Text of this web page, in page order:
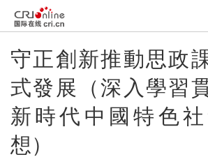
守正創新推動思政
式發展（深入學習
新時代中國特色
想）